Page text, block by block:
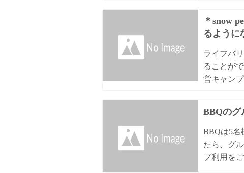
＊snow
るように
ライフバ
ることが
営キャン
BBQのグ
BBQは5名
たら、グ
プ利用を